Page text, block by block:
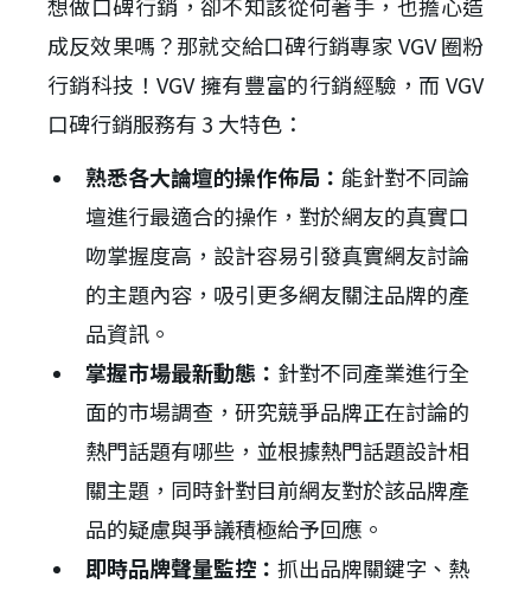
想做口碑行銷，卻不知該從何著手，也擔心造
成反效果嗎？那就交給口碑行銷專家 VGV 圈粉
行銷科技！VGV 擁有豐富的行銷經驗，而 VGV
口碑行銷服務有 3 大特色：
熟悉各大論壇的操作佈局： 能針對不同論
壇進行最適合的操作，對於網友的真實口
吻掌握度高，設計容易引發真實網友討論
的主題內容，吸引更多網友關注品牌的產
品資訊。
掌握市場最新動態： 針對不同產業進行全
面的市場調查，研究競爭品牌正在討論的
熱門話題有哪些，並根據熱門話題設計相
關主題，同時針對目前網友對於該品牌產
品的疑慮與爭議積極給予回應。
即時品牌聲量監控： 抓出品牌關鍵字、熱